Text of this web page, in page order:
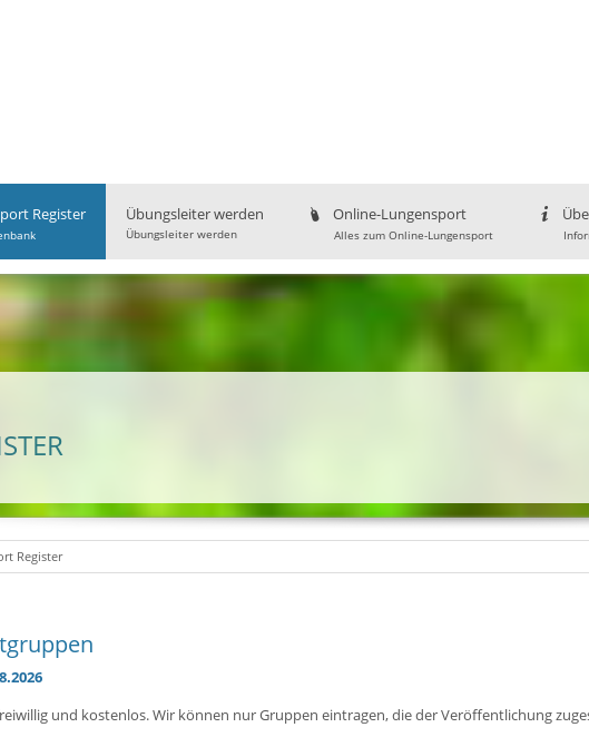
Register Übungsleiter werden
Übungsleiter werden
Online-Lungensport
Alles zum Online-Lungensport
Register
und kostenlos. Wir können nur Gruppen eintragen, die der Veröffentlichung